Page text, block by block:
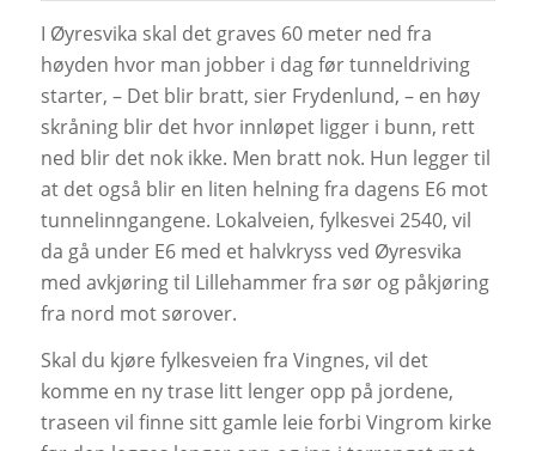
I Øyresvika skal det graves 60 meter ned fra
høyden hvor man jobber i dag før tunneldriving
starter, – Det blir bratt, sier Frydenlund, – en høy
skråning blir det hvor innløpet ligger i bunn, rett
ned blir det nok ikke. Men bratt nok. Hun legger til
at det også blir en liten helning fra dagens E6 mot
tunnelinngangene. Lokalveien, fylkesvei 2540, vil
da gå under E6 med et halvkryss ved Øyresvika
med avkjøring til Lillehammer fra sør og påkjøring
fra nord mot sørover.
Skal du kjøre fylkesveien fra Vingnes, vil det
komme en ny trase litt lenger opp på jordene,
traseen vil finne sitt gamle leie forbi Vingrom kirke